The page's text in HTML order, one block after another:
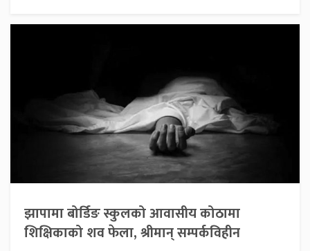
झापामा बोर्डिङ स्कुलको आवासीय कोठामा
शिक्षिकाको शव फेला, श्रीमान् सम्पर्कविहीन